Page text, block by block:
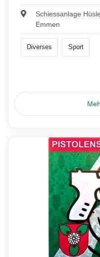
Schiessanlage
Emmen
Diverses Sport